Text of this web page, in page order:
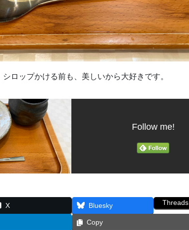
ロップかける前も、美しいから大好きです。
Follow me!
X Bluesky Threads
Copy